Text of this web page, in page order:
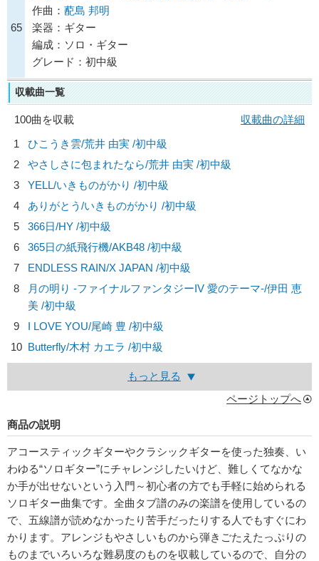
65
作曲： 蓜島 邦明
楽器：ギター
編成：ソロ・ギター
グレード：初中級
収載曲一覧
100曲を収載
収載曲の詳細
1
ひこうき雲/荒井 由実 /初中級
2
やさしさに包まれたなら/荒井 由実 /初中級
3
YELL/いきものがかり /初中級
4
ありがとう/いきものがかり /初中級
5
366日/HY /初中級
6
365日の紙飛行機/AKB48 /初中級
7
ENDLESS RAIN/X JAPAN /初中級
8
月の明り -ファイナルファンタジーIV 愛のテーマ-/伊田 恵
美 /初中級
9
I LOVE YOU/尾崎 豊 /初中級
10 Butterfly/木村 カエラ /初中級
もっと見る
ページトップへ
商品の説明
アコースティックギターやクラシックギターを使った独奏、い
わゆる“ソロギター”にチャレンジしたいけど、難しくてなかな
か手が出せないという入門～初心者の方でも手軽に始められる
ソロギター曲集です。全曲タブ譜のみの楽譜を使用しているの
で、五線譜が読めなかったり苦手だったりする人でもすぐにわ
かります。アレンジもやさしいものから弾きごたえたっぷりの
ものまでいろいろな難易度のものを収載しているので、自分の